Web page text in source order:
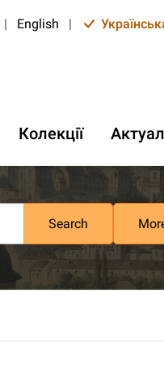
| English |
Колекції
Search